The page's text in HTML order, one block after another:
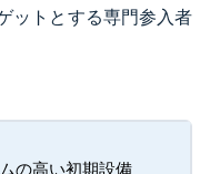
ットとする専門参入者
の高い初期設備